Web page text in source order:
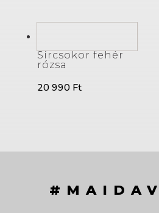
Sírcsokor fehér
rózsa
20 990 Ft